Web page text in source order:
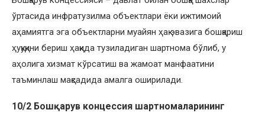
ўртасида инфратузилма объектлари ёки ижтимоий
аҳамиятга эга объектларни муайян ҳақ эвазига бошқариш
ҳуқуқини бериш ҳақида тузиладиган шартнома бўлиб, у
аҳолига хизмат кўрсатиш ва жамоат манфаатини
таъминлаш мақсадида амалга оширилади.
10/2 Бошқарув концессия шартномаларининг